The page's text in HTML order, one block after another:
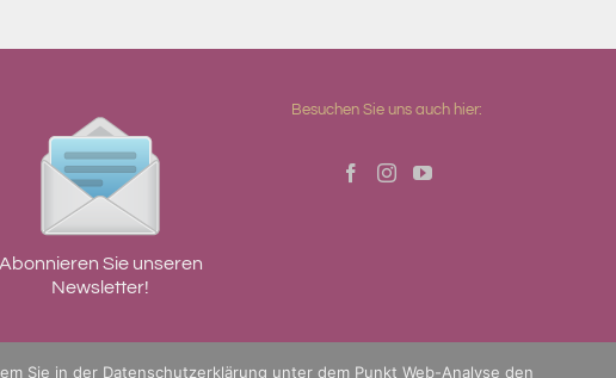
Abonnieren Sie unseren
Newsletter!
Besuchen Sie uns auch hier:
Sie in der Datenschutzerklärung unter dem Punkt Web-Analyse den